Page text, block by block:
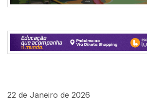
22 de Janeiro de 2026